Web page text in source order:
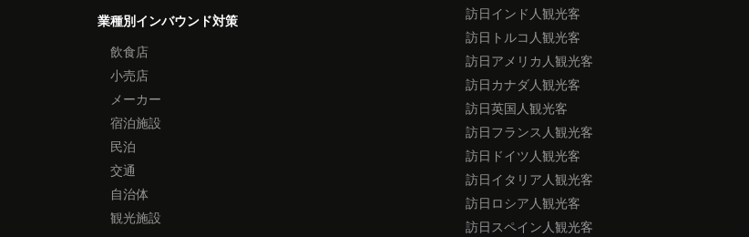
業種別インバウンド対策
飲食店
小売店
メーカー
宿泊施設
民泊
交通
自治体
観光施設
訪日インド人観光客
訪日トルコ人観光客
訪日アメリカ人観光客
訪日カナダ人観光客
訪日英国人観光客
訪日フランス人観光客
訪日ドイツ人観光客
訪日イタリア人観光客
訪日ロシア人観光客
訪日スペイン人観光客